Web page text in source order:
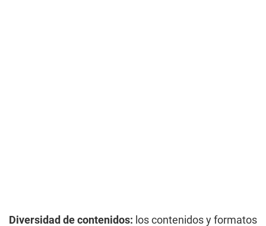
Diversidad de contenidos: los contenidos y formatos